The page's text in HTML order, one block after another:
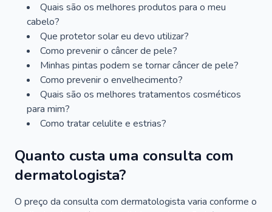
Quais são os melhores produtos para o meu
cabelo?
Que protetor solar eu devo utilizar?
Como prevenir o câncer de pele?
Minhas pintas podem se tornar câncer de pele?
Como prevenir o envelhecimento?
Quais são os melhores tratamentos cosméticos
para mim?
Como tratar celulite e estrias?
Quanto custa uma consulta com
dermatologista?
O preço da consulta com dermatologista varia conforme o